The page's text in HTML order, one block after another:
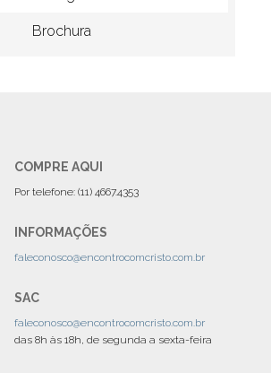
Brochura
COMPRE AQUI
Por telefone: (11) 4667.4353
INFORMAÇÕES
faleconosco@encontrocomcristo.com.br
SAC
faleconosco@encontrocomcristo.com.br
das 8h às 18h, de segunda a sexta-feira